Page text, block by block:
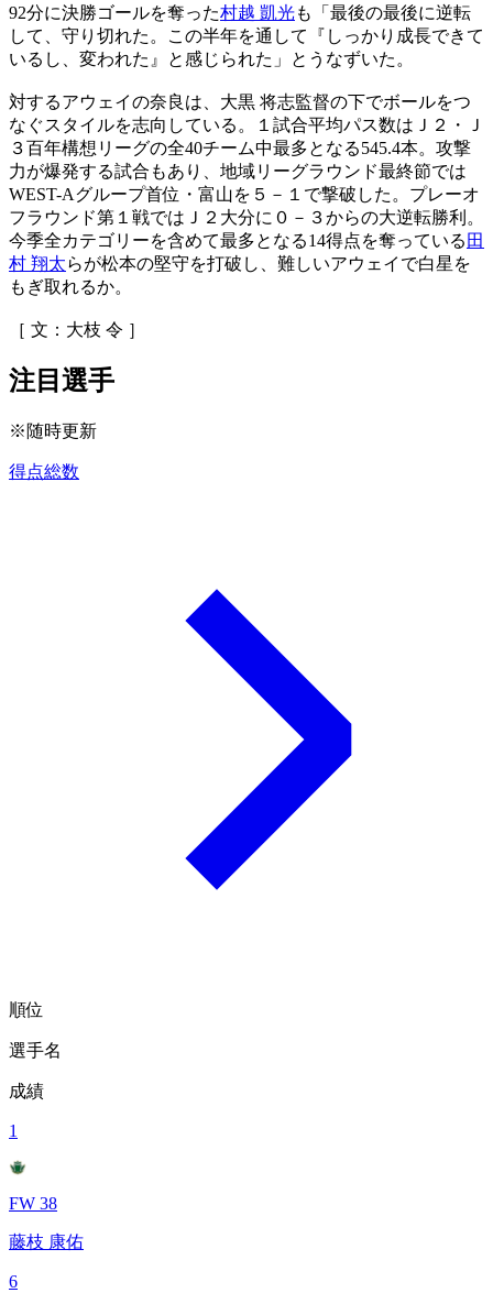
92分に決勝ゴールを奪った村越 凱光も「最後の最後に逆転
して、守り切れた。この半年を通して『しっかり成長できて
いるし、変われた』と感じられた」とうなずいた。
対するアウェイの奈良は、大黒 将志監督の下でボールをつ
なぐスタイルを志向している。１試合平均パス数はＪ２・Ｊ
３百年構想リーグの全40チーム中最多となる545.4本。攻撃
力が爆発する試合もあり、地域リーグラウンド最終節では
WEST-Aグループ首位・富山を５－１で撃破した。プレーオ
フラウンド第１戦ではＪ２大分に０－３からの大逆転勝利。
今季全カテゴリーを含めて最多となる14得点を奪っている 田
村 翔太らが松本の堅守を打破し、難しいアウェイで白星を
もぎ取れるか。
［ 文：大枝 令 ］
注目選手
※随時更新
得点総数
順位
選手名
成績
1
FW 38
藤枝 康佑
6